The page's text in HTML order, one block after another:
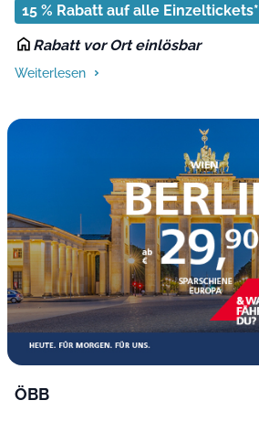
15 % Rabatt auf alle Einzeltickets*
Rabatt vor Ort einlösbar
Weiterlesen
ÖBB